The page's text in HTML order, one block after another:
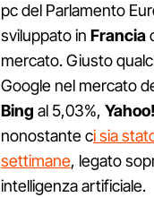
pc del Parlamento
sviluppato in Francia
mercato. Giusto
Google nel mercato
Bing al 5,03%, Yahoo!
nonostante ci sia
settimane, legato
intelligenza artificiale.